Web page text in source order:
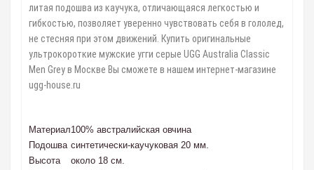
литая подошва из каучука, отличающаяся легкостью и
гибкостью, позволяет уверенно чувствовать себя в гололед,
не стесняя при этом движений. Купить оригинальные
ультрокороткие мужские угги серые UGG Australia Classic
Men Grey в Москве Вы сможете в нашем интернет-магазине
ugg-house.ru
Материал100% австралийская овчина
Подошва синтетически-каучуковая 20 мм.
Высота
около 18 см.